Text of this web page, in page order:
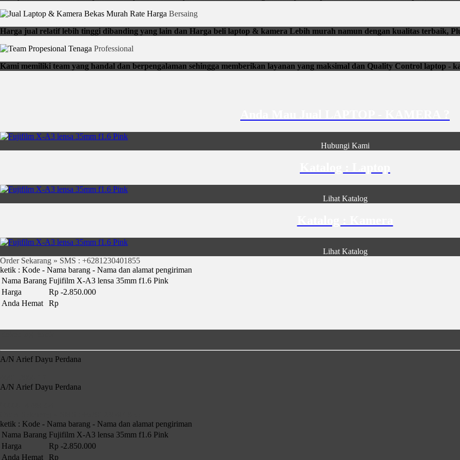
Rate Harga Bersaing
Harga jual relatif lebih tinggi dibanding yang lain dan Harga beli laptop & kamera Lebih murah namun dengan kualitas terbaik,
Tenaga Professional
Kami memiliki team yang handal dan berpengalaman sehingga memberikan layanan yang maksimal dan Quality Control laptop -
Hubungi Kami
Lihat Katalog
Lihat Katalog
Order Sekarang » SMS : +6281230401855
ketik : Kode - Nama barang - Nama dan alamat pengiriman
Nama Barang Fujifilm X-A3 lensa 35mm f1.6 Pink
Harga
Rp -2.850.000
Anda Hemat
Rp
A/N Arief Dayu Perdana
A/N Arief Dayu Perdana
ketik : Kode - Nama barang - Nama dan alamat pengiriman
Nama Barang Fujifilm X-A3 lensa 35mm f1.6 Pink
Harga
Rp -2.850.000
Anda Hemat
Rp